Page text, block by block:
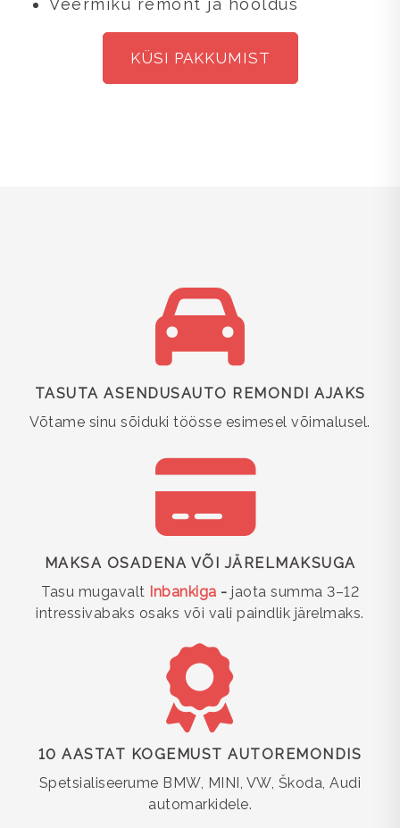
Veermiku remont ja hooldus
KÜSI PAKKUMIST
TASUTA ASENDUSAUTO REMONDI AJAKS
Võtame sinu sõiduki töösse esimesel võimalusel.
MAKSA OSADENA VÕI JÄRELMAKSUGA
Tasu mugavalt Inbankiga - jaota summa 3–12
intressivabaks osaks või vali paindlik järelmaks.
10 AASTAT KOGEMUST AUTOREMONDIS
Spetsialiseerume BMW, MINI, VW, Škoda, Audi
automarkidele.